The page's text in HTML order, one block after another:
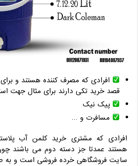
افرادی که مصرف کننده هستند و
قصد خرید تکی دارند برای مثال جهت
پیک نیک
مسافرت و …
افرادی که مشتری خرید کلمن آب
هستند عمدتا جز دسته دوم می باشند
سایت فروشگاهی خرده فروشی است و به